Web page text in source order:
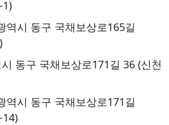
1)
역시 동구 국채보상로165길
동구 국채보상로171길 36 (신천
역시 동구 국채보상로171길